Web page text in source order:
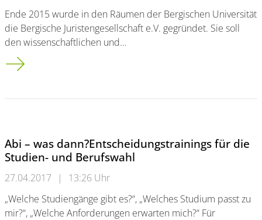
Ende 2015 wurde in den Räumen der Bergischen Universität
die Bergische Juristengesellschaft e.V. gegründet. Sie soll
den wissenschaftlichen und…
Bergische Juristengesellschaft: Vortrag an der Bergischen
Abi – was dann?Entscheidungstrainings für die
Studien- und Berufswahl
27.04.2017 |
13:26 Uhr
„Welche Studiengänge gibt es?“, „Welches Studium passt zu
mir?“, „Welche Anforderungen erwarten mich?“ Für